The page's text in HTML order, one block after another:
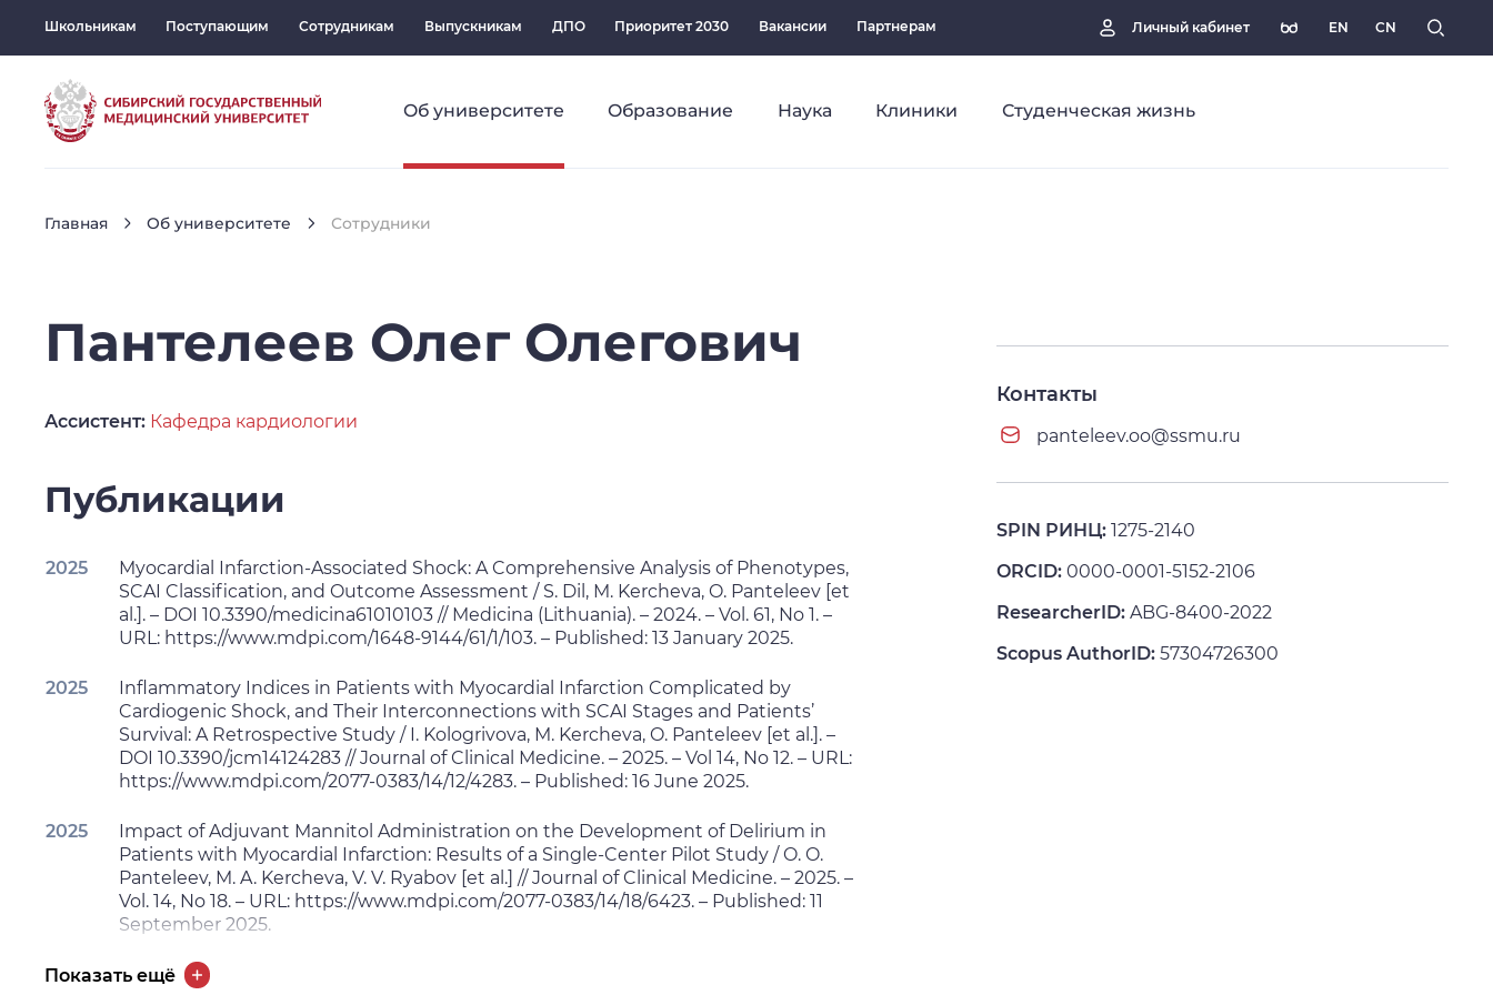
Школьникам Поступающим Сотрудникам Выпускникам ДПО Приоритет 2030 Вакансии Партнерам Личный кабинет EN CN
Об университете Образование Наука Клиники Студенческая жизнь
Главная Об университете Сотрудники
Пантелеев Олег Олегович
Ассистент: Кафедра кардиологии
Публикации
2025
Myocardial Infarction-Associated Shock: A Comprehensive Analysis of Phenotypes,
SCAI Classification, and Outcome Assessment / S. Dil, M. Kercheva, O. Panteleev [et
al.]. – DOI 10.3390/medicina61010103 // Medicina (Lithuania). – 2024. – Vol. 61, No 1. –
URL: https://www.mdpi.com/1648-9144/61/1/103. – Published: 13 January 2025.
2025
Inflammatory Indices in Patients with Myocardial Infarction Complicated by
Cardiogenic Shock, and Their Interconnections with SCAI Stages and Patients’
Survival: A Retrospective Study / I. Kologrivova, M. Kercheva, O. Panteleev [et al.]. –
DOI 10.3390/jcm14124283 // Journal of Clinical Medicine. – 2025. – Vol 14, No 12. – URL:
https://www.mdpi.com/2077-0383/14/12/4283. – Published: 16 June 2025.
2025
Impact of Adjuvant Mannitol Administration on the Development of Delirium in
Patients with Myocardial Infarction: Results of a Single-Center Pilot Study / O. O.
Panteleev, M. A. Kercheva, V. V. Ryabov [et al.] // Journal of Clinical Medicine. – 2025. –
Vol. 14, No 18. – URL: https://www.mdpi.com/2077-0383/14/18/6423. – Published: 11
September 2025.
2025
Цитокиновая гемосорбция при инфаркт миокарда-ассоциированном
Показать ещё
Контакты
panteleev.oo@ssmu.ru
SPIN РИНЦ:1275-2140
ORCID:0000-0001-5152-2106
ResearcherID:ABG-8400-2022
Scopus AuthorID:57304726300